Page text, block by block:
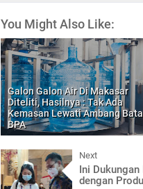
You Might Also Like:
Galon Galon Air Di Makasar
Diteliti, Hasilnya : Tak Ada
Kemasan Lewati Ambang
BPA
Next
Ini
dengan